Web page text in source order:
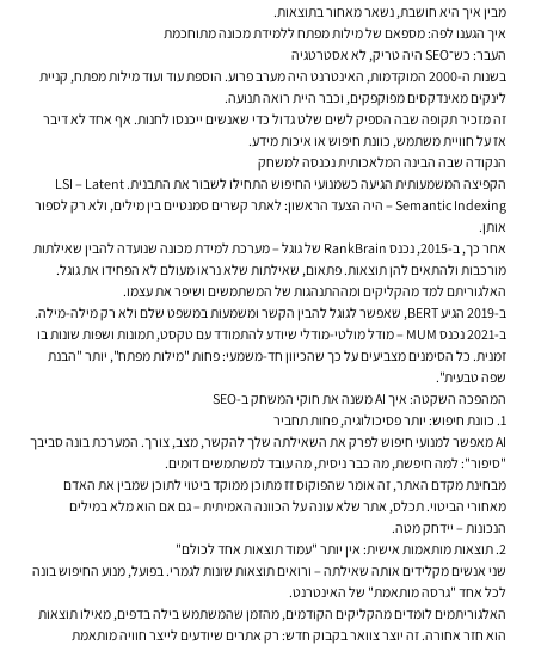
מבין איך היא חושבת, נשאר מאחור בתוצאות.
איך הגענו לפה: מספאם של מילות מפתח ללמידת מכונה מתוחכמת
העבר: כש־SEO היה טריק, לא אסטרטגיה
בשנות ה-2000 המוקדמות, האינטרנט היה מערב פרוע. הוספת עוד ועוד מילות מפתח, קניית
לינקים מאינדקסים מפוקפקים, וכבר היית רואה תנועה.
זה מזכיר תקופה שבה הספיק לשים שלט גדול כדי שאנשים ייכנסו לחנות. אף אחד לא דיבר
אז על חוויית משתמש, כוונת חיפוש או איכות מידע.
הנקודה שבה הבינה המלאכותית נכנסה למשחק
הקפיצה המשמעותית הגיעה כשמנועי החיפוש התחילו לשבור את התבנית. LSI – Latent
Semantic Indexing – היה הצעד הראשון: לאתר קשרים סמנטיים בין מילים, ולא רק לספור
אותן.
אחר כך, ב-2015, נכנס RankBrain של גוגל – מערכת למידת מכונה שנועדה להבין שאילתות
מורכבות ולהתאים להן תוצאות. פתאום, שאילתות שלא נראו מעולם לא הפחידו את גוגל.
האלגוריתם למד מהקליקים ומההתנהגות של המשתמשים ושיפר את עצמו.
ב-2019 הגיע BERT, שאפשר לגוגל להבין הקשר ומשמעות במשפט שלם ולא רק מילה-מילה.
ב-2021 נכנס MUM – מודל מולטי-מודלי שיודע להתמודד עם טקסט, תמונות ושפות שונות בו
זמנית. כל הסימנים מצביעים על כך שהכיוון חד-משמעי: פחות "מילות מפתח", יותר "הבנת
שפה טבעית".
המהפכה השקטה: איך AI משנה את חוקי המשחק ב-SEO
1. כוונת חיפוש: יותר פסיכולוגיה, פחות תחביר
AI מאפשר למנועי חיפוש לפרק את השאילתה שלך להקשר, מצב, צורך. המערכת בונה סביבך
"סיפור": למה חיפשת, מה כבר ניסית, מה עובד למשתמשים דומים.
מבחינת מקדם האתר, זה אומר שהפוקוס זז מתוכן ממוקד ביטוי לתוכן שמבין את האדם
מאחורי הביטוי. תכלס, אתר שלא עונה על הכוונה האמיתית – גם אם הוא מלא במילים
הנכונות – יידחק מטה.
2. תוצאות מותאמות אישית: אין יותר "עמוד תוצאות אחד לכולם"
שני אנשים מקלידים אותה שאילתה – ורואים תוצאות שונות לגמרי. בפועל, מנוע החיפוש בונה
לכל אחד "גרסה מותאמת" של האינטרנט.
האלגוריתמים לומדים מהקליקים הקודמים, מהזמן שהמשתמש בילה בדפים, מאילו תוצאות
הוא חזר אחורה. זה יוצר צוואר בקבוק חדש: רק אתרים שיודעים לייצר חוויה מותאמת